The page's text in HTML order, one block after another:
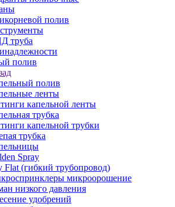
полив
труба
полив
полив
ленты
капельной ленты
трубка
капельной трубки
трубка
Spray
Flat (гибкий трубопровод)
микроорошение
низкого давления
удобрений